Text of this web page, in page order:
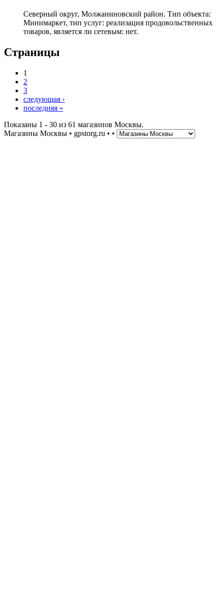
Северный округ, Молжаниновский район. Тип объекта:
Минимаркет, тип услуг: реализация продовольственных
товаров, является ли сетевым: нет.
Страницы
1
2
3
следующая ›
последняя »
Показаны 1 - 30 из 61 магазинов Москвы.
Магазины Москвы • gpstorg.ru • •